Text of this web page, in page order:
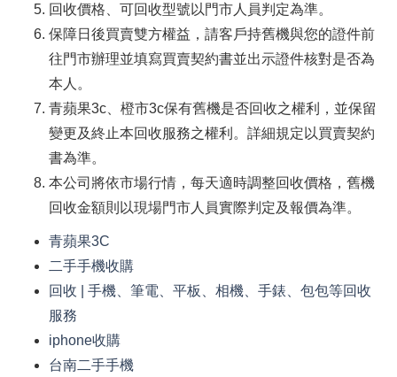
回收價格、可回收型號以門市人員判定為準。
保障日後買賣雙方權益，請客戶持舊機與您的證件前
往門市辦理並填寫買賣契約書並出示證件核對是否為
本人。
青蘋果3c、橙市3c保有舊機是否回收之權利，並保留
變更及終止本回收服務之權利。詳細規定以買賣契約
書為準。
本公司將依市場行情，每天適時調整回收價格，舊機
回收金額則以現場門市人員實際判定及報價為準。
青蘋果3C
二手手機收購
回收 | 手機、筆電、平板、相機、手錶、包包等回收
服務
iphone收購
台南二手手機